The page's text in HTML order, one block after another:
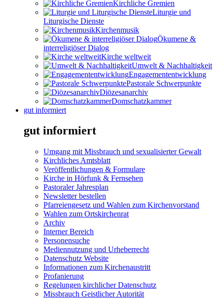
Kirchliche Gremien
Liturgie und
Liturgische Dienste
Kirchenmusik
Ökumene &
interreligiöser Dialog
Kirche weltweit
Umwelt & Nachhaltigkeit
Engagemententwicklung
Pastorale Schwerpunkte
Diözesanarchiv
Domschatzkammer
gut informiert
gut informiert
Umgang mit Missbrauch und sexualisierter Gewalt
Kirchliches Amtsblatt
Veröffentlichungen & Formulare
Kirche in Hörfunk & Fernsehen
Pastoraler Jahresplan
Newsletter bestellen
Pfarreiengesetz und Wahlen zum Kirchenvorstand
Wahlen zum Ortskirchenrat
Archiv
Interner Bereich
Personensuche
Mediennutzung und Urheberrecht
Datenschutz Website
Informationen zum Kirchenaustritt
Profanierung
Regelungen kirchlicher Datenschutz
Missbrauch Geistlicher Autorität